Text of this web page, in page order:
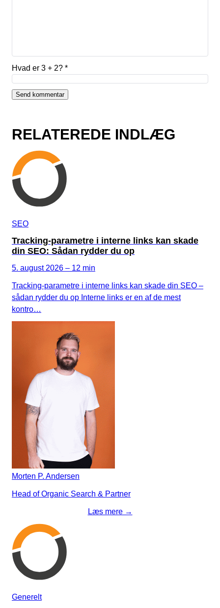
Hvad er 3 + 2? *
RELATEREDE INDLÆG
SEO
Tracking-parametre i interne links kan skade
din SEO: Sådan rydder du op
5. august 2026 – 12 min
Tracking-parametre i interne links kan skade din SEO –
sådan rydder du op Interne links er en af de mest
kontro…
Morten P. Andersen
Head of Organic Search & Partner
Læs mere →
Generelt